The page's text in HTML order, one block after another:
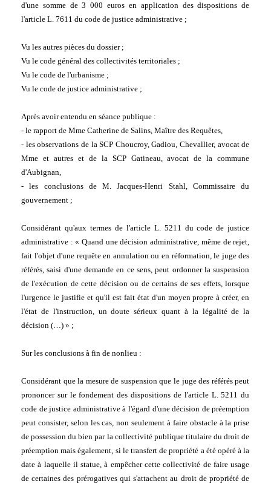
d'une somme de 3 000 euros en application des dispositions de
l'article L. 7611 du code de justice administrative ;
Vu les autres pièces du dossier ;
Vu le code général des collectivités territoriales ;
Vu le code de l'urbanisme ;
Vu le code de justice administrative ;
Après avoir entendu en séance publique :
- le rapport de Mme Catherine de Salins, Maître des Requêtes,
- les observations de la SCP Choucroy, Gadiou, Chevallier, avocat de
Mme et autres et de la SCP Gatineau, avocat de la commune
d'Aubignan,
- les conclusions de M. Jacques-Henri Stahl, Commissaire du
gouvernement ;
Considérant qu'aux termes de l'article L. 5211 du code de justice
administrative : « Quand une décision administrative, même de rejet,
fait l'objet d'une requête en annulation ou en réformation, le juge des
référés, saisi d'une demande en ce sens, peut ordonner la suspension
de l'exécution de cette décision ou de certains de ses effets, lorsque
l'urgence le justifie et qu'il est fait état d'un moyen propre à créer, en
l'état de l'instruction, un doute sérieux quant à la légalité de la
décision (…) » ;
Sur les conclusions à fin de nonlieu :
Considérant que la mesure de suspension que le juge des référés peut
prononcer sur le fondement des dispositions de l'article L. 5211 du
code de justice administrative à l'égard d'une décision de préemption
peut consister, selon les cas, non seulement à faire obstacle à la prise
de possession du bien par la collectivité publique titulaire du droit de
préemption mais également, si le transfert de propriété a été opéré à la
date à laquelle il statue, à empêcher cette collectivité de faire usage
de certaines des prérogatives qui s'attachent au droit de propriété de